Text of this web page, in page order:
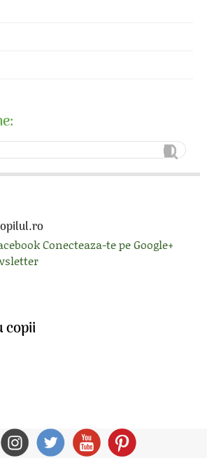
Conecteaza-te pe Google+
copii